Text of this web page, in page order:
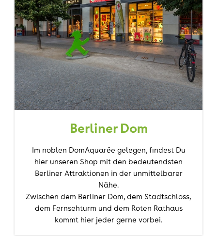
Berliner Dom
Im noblen DomAquarée gelegen, findest Du
hier unseren Shop mit den bedeutendsten
Berliner Attraktionen in der unmittelbarer
Nähe.
Zwischen dem Berliner Dom, dem Stadtschloss,
dem Fernsehturm und dem Roten Rathaus
kommt hier jeder gerne vorbei.